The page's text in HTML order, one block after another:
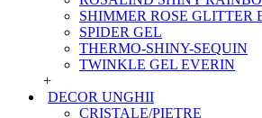
SHIMMER ROSE GLITTER
SPIDER GEL
THERMO-SHINY-SEQUIN
TWINKLE GEL EVERIN
+
DECOR UNGHII
CRISTALE/PIETRE